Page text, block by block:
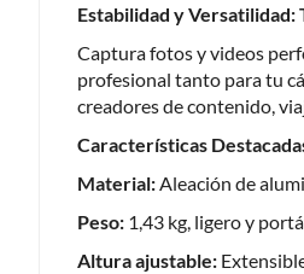
Confeccionados a la medida.
De uso personal.
En sodimac.cl te damos 30
programas para el
Productos a pedido o
Estabilidad y
Captura fotos y videos
profesional tanto para tu
creadores de contenido,
Características
Material: Aleación de
Peso: 1,43 kg, ligero y
Altura ajustable: